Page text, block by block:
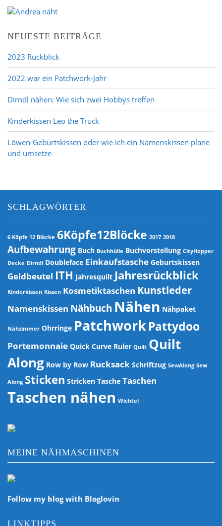
r
g
n
a
v
i
g
a
t
i
NEUESTE BEITRÄGE
2023 Rückblick
2022 war ein Patchwork-Jahr
Dirndl nähen: Wie sich zwei Hobbys treffen
Kinderkissen Leo the Truck
Löwen-Geburtskissen oder wie ich ein Namenskissen plane
und umsetze
SCHLAGWÖRTER
6 Köpfe 12 Blöcke 6Köpfe12Blöcke 2017 2018
Aufbewahrung Buch Buchhülle Buchvorstellung CityHopper
Decke Dirndl Doubleface Einkaufstasche Geburtskissen
Geldbeutel ITH Jahresquilt Jahresrückblick
Kinderkissen Kissen Kosmetiktaschen Kunstleder
Namenskissen Nähbuch Nähen Nähpaket
Nähzimmer Ohrringe PatchworkPattydoo
Portemonnaie Quick Curve Ruler Quilt Quilt
Along Row by Row Rucksack Schriftzug SewAlong Sew
Along Sticken Stricken Tasche Taschen
Taschen nähen Wichtel
MEINE NÄHMASCHINEN
Follow my blog with Bloglovin
LINKTIPPS